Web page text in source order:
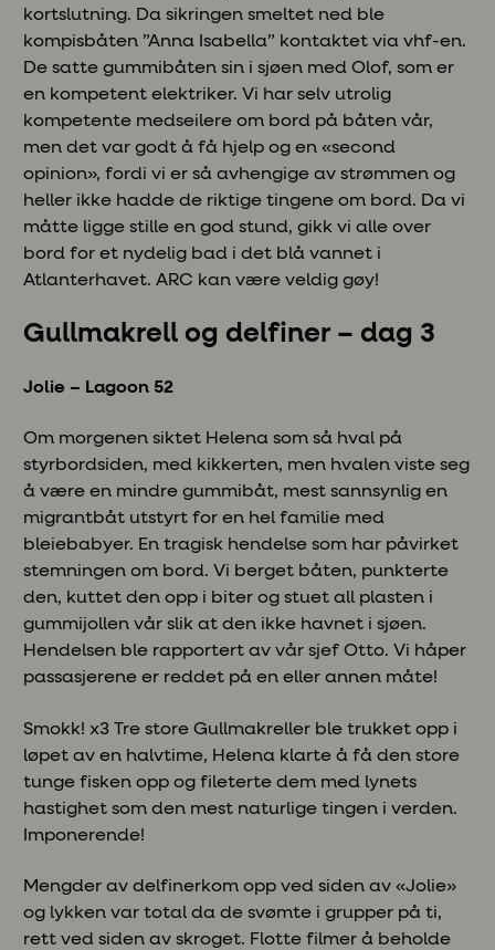
kortslutning. Da sikringen smeltet ned ble
kompisbåten ”Anna Isabella” kontaktet via vhf-en.
De satte gummibåten sin i sjøen med Olof, som er
en kompetent elektriker. Vi har selv utrolig
kompetente medseilere om bord på båten vår,
men det var godt å få hjelp og en «second
opinion», fordi vi er så avhengige av strømmen og
heller ikke hadde de riktige tingene om bord. Da vi
måtte ligge stille en god stund, gikk vi alle over
bord for et nydelig bad i det blå vannet i
Atlanterhavet. ARC kan være veldig gøy!
Gullmakrell og delfiner – dag 3
Jolie – Lagoon 52
Om morgenen siktet Helena som så hval på
styrbordsiden, med kikkerten, men hvalen viste seg
å være en mindre gummibåt, mest sannsynlig en
migrantbåt utstyrt for en hel familie med
bleiebabyer. En tragisk hendelse som har påvirket
stemningen om bord. Vi berget båten, punkterte
den, kuttet den opp i biter og stuet all plasten i
gummijollen vår slik at den ikke havnet i sjøen.
Hendelsen ble rapportert av vår sjef Otto. Vi håper
passasjerene er reddet på en eller annen måte!
Smokk! x3 Tre store Gullmakreller ble trukket opp i
løpet av en halvtime, Helena klarte å få den store
tunge fisken opp og fileterte dem med lynets
hastighet som den mest naturlige tingen i verden.
Imponerende!
Mengder av delfinerkom opp ved siden av «Jolie»
og lykken var total da de svømte i grupper på ti,
rett ved siden av skroget. Flotte filmer å beholde